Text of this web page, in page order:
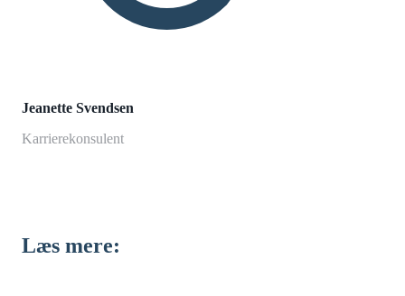
Jeanette Svendsen
Karrierekonsulent
Læs mere: